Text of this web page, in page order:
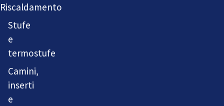
Riscaldamento
Stufe
e
termostufe
Camini,
inserti
e